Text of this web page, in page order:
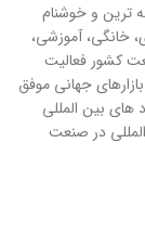
ترین و خوشنام
خانگی، آموزشی،
کشور فعالیت
جهانی موفق
بین المللی
در صنعت